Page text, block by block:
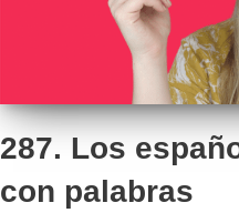
287. Los
con palabras